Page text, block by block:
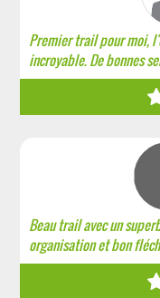
Premier trail pour moi,
incroyable. De bonnes
Beau trail avec un
organisation et bon